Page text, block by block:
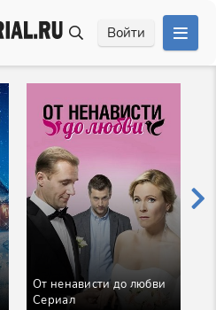
Войти
От ненависти до любви
Сериал